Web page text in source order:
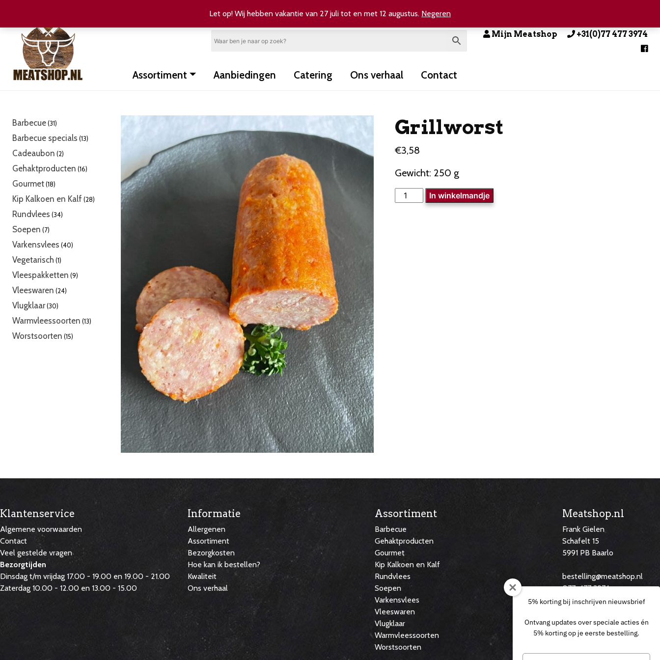
Mijn Meatshop +31(0)77 477 3974
Assortiment Aanbiedingen Catering Ons verhaal Contact
Barbecue 3131
Barbecue specials 1313
Cadeaubon 22
Gehaktproducten 1616
Gourmet 1818
Kip Kalkoen en Kalf 2828
producten
Rundvlees 3434
Soepen 77
Varkensvlees 4040
Vegetarisch 11
Vleespakketten 99
Vleeswaren 2424
Vlugklaar 3030
Warmvleessoorten 1313
Worstsoorten 1515
Grillworst
€3,58
Gewicht: 250 g
Grillworst
aantal
In winkelmandje
Klantenservice
Algemene voorwaarden
Contact
Veel gestelde vragen
Bezorgtijden
Dinsdag t/m vrijdag 17.00 - 19.00 en 19.00 - 21.00
Zaterdag 10.00 - 12.00 en 13.00 - 15.00
Informatie
Allergenen
Assortiment
Bezorgkosten
Hoe kan ik bestellen?
Kwaliteit
Ons verhaal
Assortiment
Barbecue
Gehaktproducten
Gourmet
Kip Kalkoen en Kalf
Rundvlees
Soepen
Varkensvlees
Vleeswaren
Vlugklaar
Warmvleessoorten
Worstsoorten
Meatshop.nl
Frank Gielen
Schafelt 15
5991 PB Baarlo
bestelling@meatshop.nl
077-477 3974
06 29 14 60 46
5% korting bij inschrijven nieuwsbrief
Ontvang updates over speciale acties én
5% korting op je eerste bestelling.
Let op! Wij hebben vakantie van 27 juli tot en met 12 augustus. Negeren